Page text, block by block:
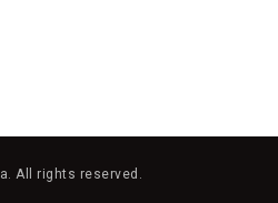
All rights reserved.